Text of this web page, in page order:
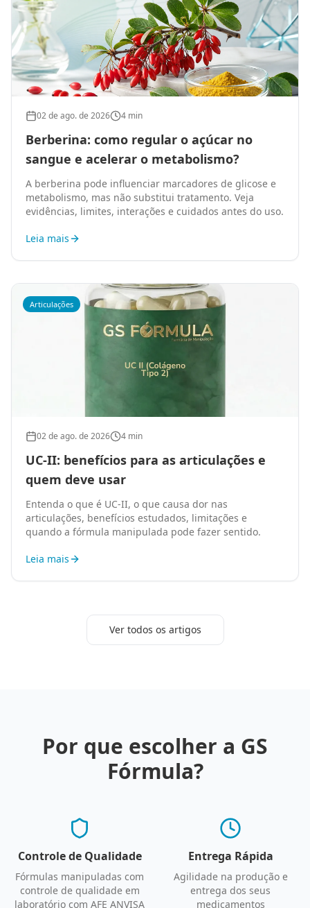
02 de ago. de 2026 4 min
Berberina: como regular o açúcar no
sangue e acelerar o metabolismo?
A berberina pode influenciar marcadores de glicose e
metabolismo, mas não substitui tratamento. Veja
evidências, limites, interações e cuidados antes do uso.
Leia mais
Articulações
02 de ago. de 2026 4 min
UC-II: benefícios para as articulações e
quem deve usar
Entenda o que é UC-II, o que causa dor nas
articulações, benefícios estudados, limitações e
quando a fórmula manipulada pode fazer sentido.
Leia mais
Ver todos os artigos
Por que escolher a GS
Fórmula?
Controle de Qualidade
Fórmulas manipuladas com
controle de qualidade em
laboratório com AFE ANVISA
Entrega Rápida
Agilidade na produção e
entrega dos seus
medicamentos